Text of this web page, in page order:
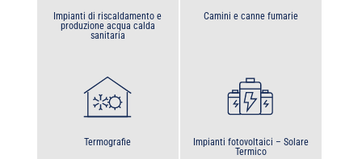
Impianti di riscaldamento e
produzione acqua calda
sanitaria
Camini e canne fumarie
Termografie
Impianti fotovoltaici – Solare
Termico